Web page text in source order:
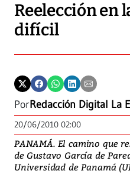
Reelección en
difícil
PorRedacción Digital La
20/06/2010 02:00
PANAMÁ. El camino que
de Gustavo García de
Universidad de Panamá